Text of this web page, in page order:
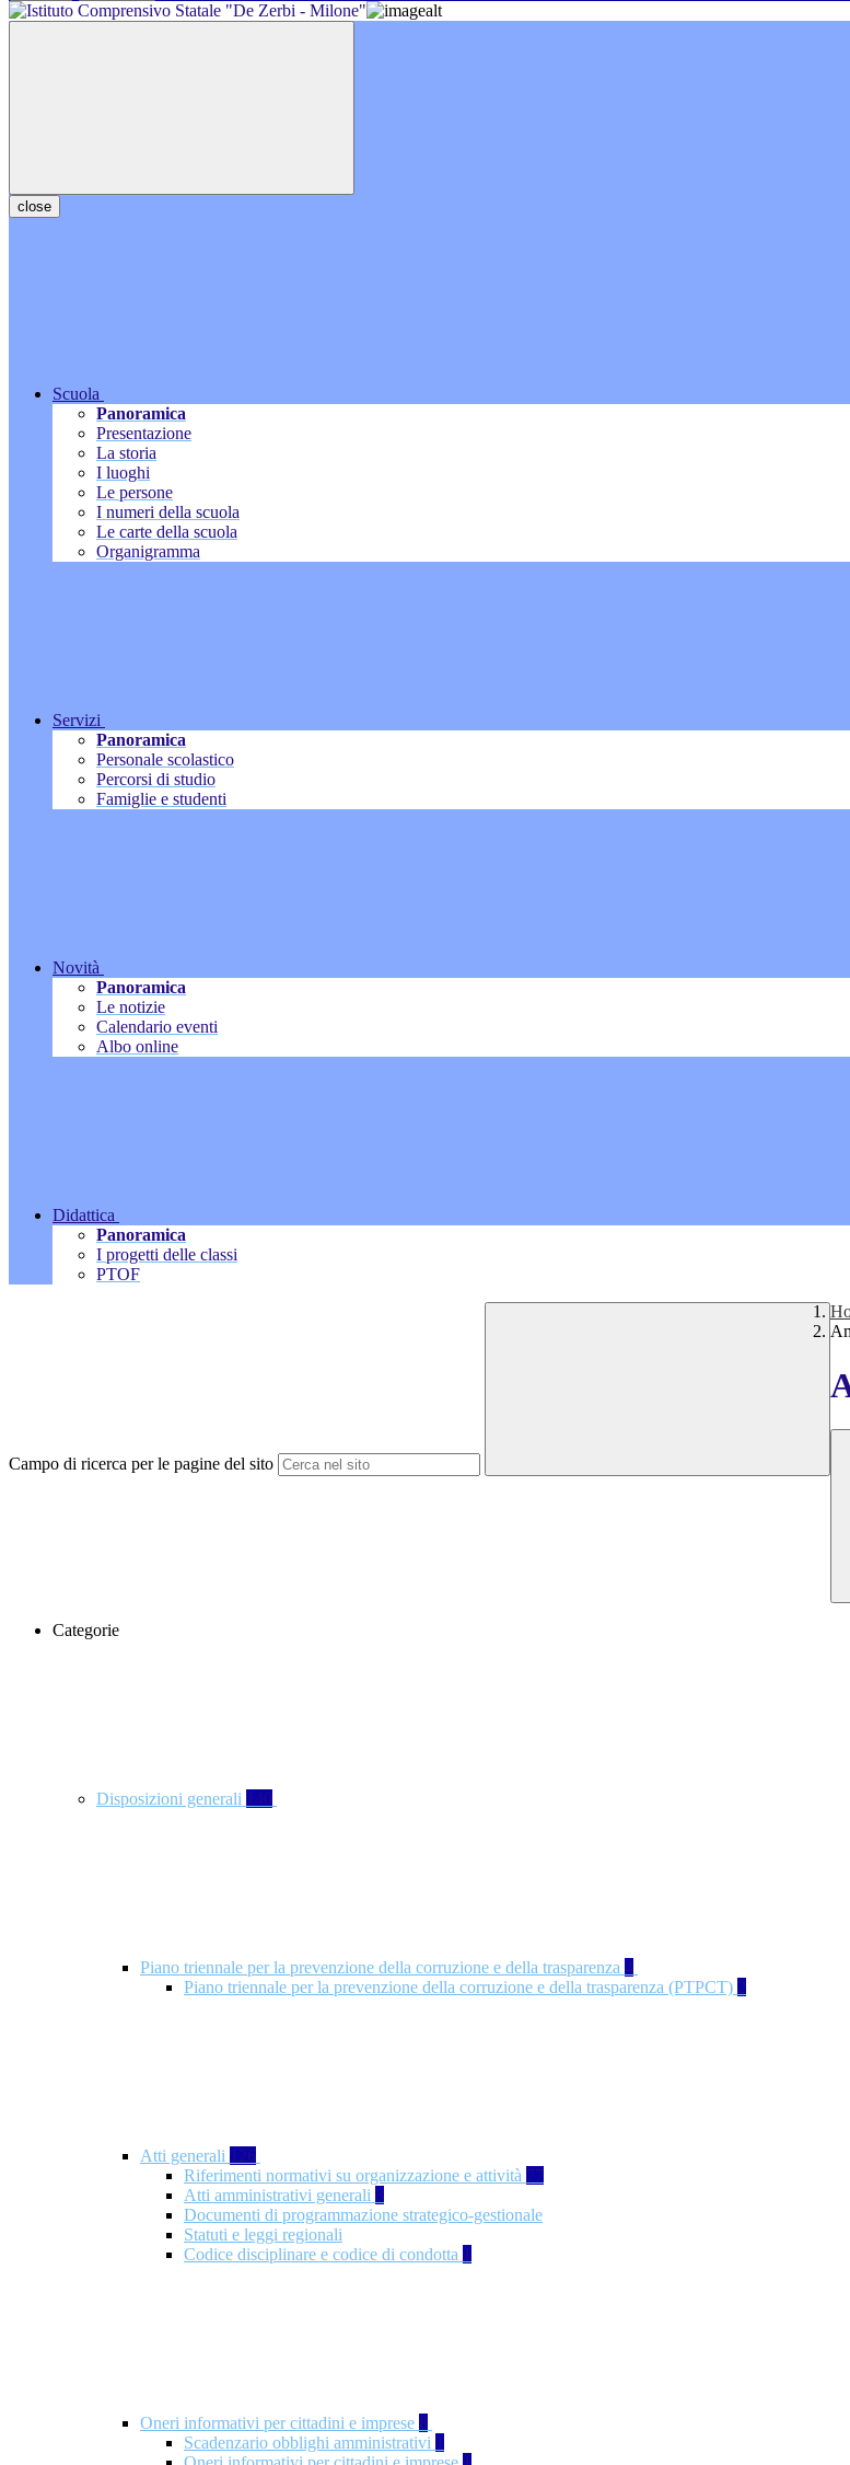
close
Scuola
Panoramica
Presentazione
La storia
I luoghi
Le persone
I numeri della scuola
Le carte della scuola
Organigramma
Servizi
Panoramica
Personale scolastico
Percorsi di studio
Famiglie e studenti
Novità
Panoramica
Le notizie
Calendario eventi
Albo online
Didattica
Panoramica
I progetti delle classi
PTOF
Campo di ricerca per le pagine del sito
Categorie
Disposizioni generali 140
Piano triennale per la prevenzione della corruzione e della trasparenza 4
Piano triennale per la prevenzione della corruzione e della trasparenza (PTPCT) 2
Atti generali 126
Riferimenti normativi su organizzazione e attività 77
Atti amministrativi generali 3
Documenti di programmazione strategico-gestionale
Statuti e leggi regionali
Codice disciplinare e codice di condotta 1
Oneri informativi per cittadini e imprese 8
Scadenzario obblighi amministrativi 1